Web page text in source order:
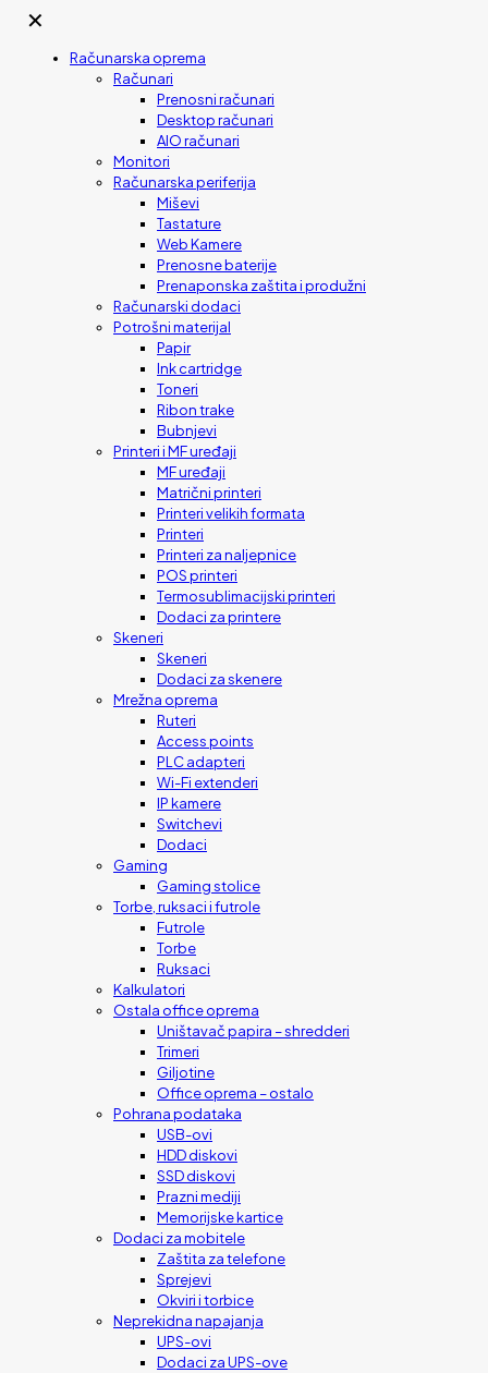
✕
Računarska oprema
Računari
Prenosni računari
Desktop računari
AIO računari
Monitori
Računarska periferija
Miševi
Tastature
Web Kamere
Prenosne baterije
Prenaponska zaštita i produžni
Računarski dodaci
Potrošni materijal
Papir
Ink cartridge
Toneri
Ribon trake
Bubnjevi
Printeri i MF uređaji
MF uređaji
Matrični printeri
Printeri velikih formata
Printeri
Printeri za naljepnice
POS printeri
Termosublimacijski printeri
Dodaci za printere
Skeneri
Skeneri
Dodaci za skenere
Mrežna oprema
Ruteri
Access points
PLC adapteri
Wi-Fi extenderi
IP kamere
Switchevi
Dodaci
Gaming
Gaming stolice
Torbe, ruksaci i futrole
Futrole
Torbe
Ruksaci
Kalkulatori
Ostala office oprema
Uništavač papira – shredderi
Trimeri
Giljotine
Office oprema – ostalo
Pohrana podataka
USB-ovi
HDD diskovi
SSD diskovi
Prazni mediji
Memorijske kartice
Dodaci za mobitele
Zaštita za telefone
Sprejevi
Okviri i torbice
Neprekidna napajanja
UPS-ovi
Dodaci za UPS-ove